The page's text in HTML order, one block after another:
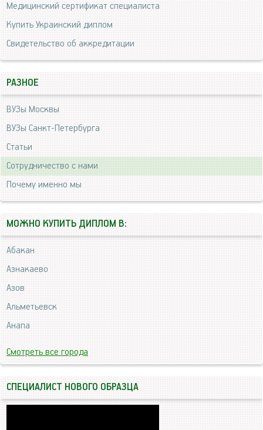
Медицинский сертификат специалиста
Купить Украинский диплом
Свидетельство об аккредитации
РАЗНОЕ
ВУЗы Москвы
ВУЗы Санкт-Петербурга
Статьи
Сотрудничество с нами
Почему именно мы
МОЖНО КУПИТЬ ДИПЛОМ В:
Абакан
Азнакаево
Азов
Альметьевск
Анапа
Смотреть все города
СПЕЦИАЛИСТ НОВОГО ОБРАЗЦА